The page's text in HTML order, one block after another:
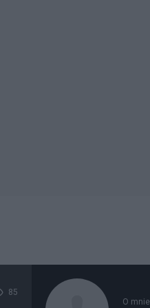
85
O mnie